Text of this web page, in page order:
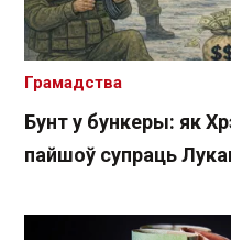
Бунт у бункеры: як
пайшоў супраць
Грамадства